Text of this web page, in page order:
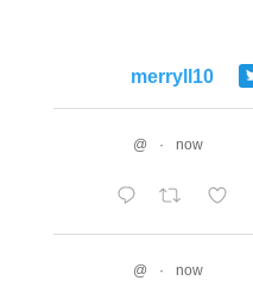
merryll10
@ · now
@ · now